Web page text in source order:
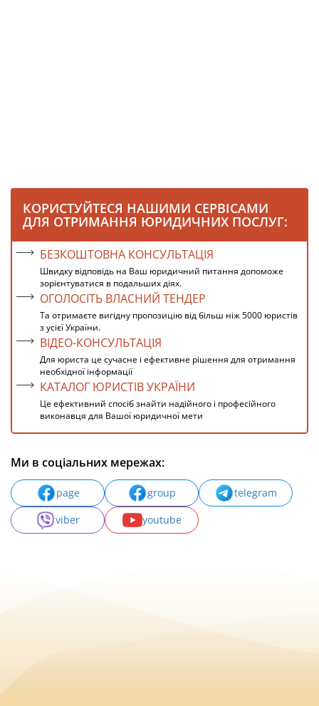
КОРИСТУЙТЕСЯ НАШИМИ СЕРВІСАМИ
ДЛЯ ОТРИМАННЯ ЮРИДИЧНИХ ПОСЛУГ:
БЕЗКОШТОВНА КОНСУЛЬТАЦІЯ
Швидку відповідь на Ваш юридичний питання допоможе
зорієнтуватися в подальших діях.
ОГОЛОСІТЬ ВЛАСНИЙ ТЕНДЕР
Та отримаєте вигідну пропозицію від більш ніж 5000 юристів
з усієї України.
ВІДЕО-КОНСУЛЬТАЦІЯ
Для юриста це сучасне і ефективне рішення для отримання
необхідної інформації
КАТАЛОГ ЮРИСТІВ УКРАЇНИ
Це ефективний спосіб знайти надійного і професійного
виконавця для Вашої юридичної мети
Ми в соціальних мережах:
page group
telegram
viber
youtube